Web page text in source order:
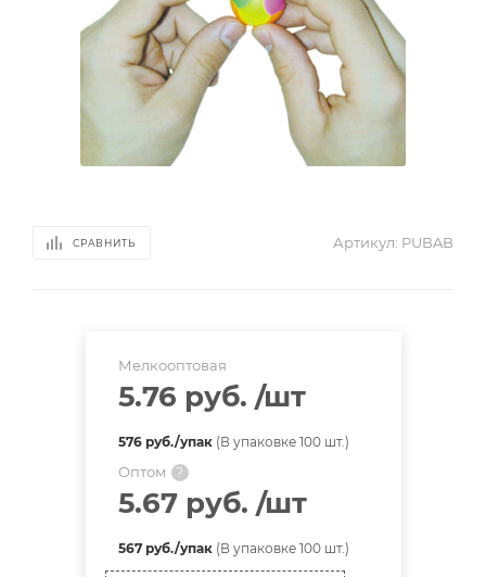
СРАВНИТЬ Артикул: PUBAB
Мелкооптовая
5.76 руб. /шт
576 руб./упак(В упаковке 100 шт.)
Оптом ?
5.67 руб. /шт
567 руб./упак(В упаковке 100 шт.)